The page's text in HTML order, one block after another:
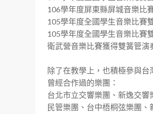
106學年度屏東縣屏城音樂比
105學年度全國學生音樂比賽
105學年度全國學生音樂比賽
衛武營音樂比賽獲得雙簧管演
除了在教學上，也積極參與台
曾經合作過的樂團：
台北市立交響樂團、新逸交
民管樂團、台中梧桐弦樂團